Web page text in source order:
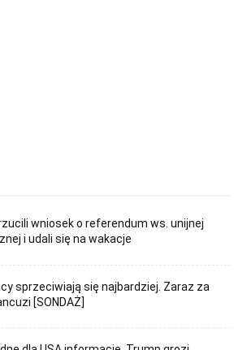
wniosek o referendum ws. unijnej
i udali się na wakacje
sprzeciwiają się najbardziej. Zaraz za
[SONDAŻ]